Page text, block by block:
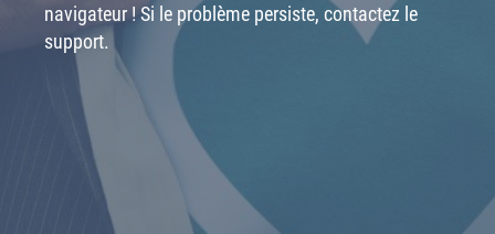
navigateur ! Si le problème persiste, contactez le
support.